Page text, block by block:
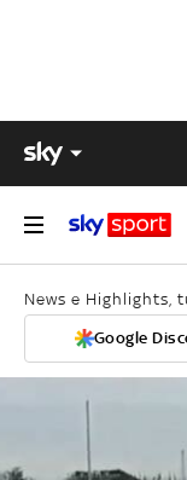
News e Highlights,
Google